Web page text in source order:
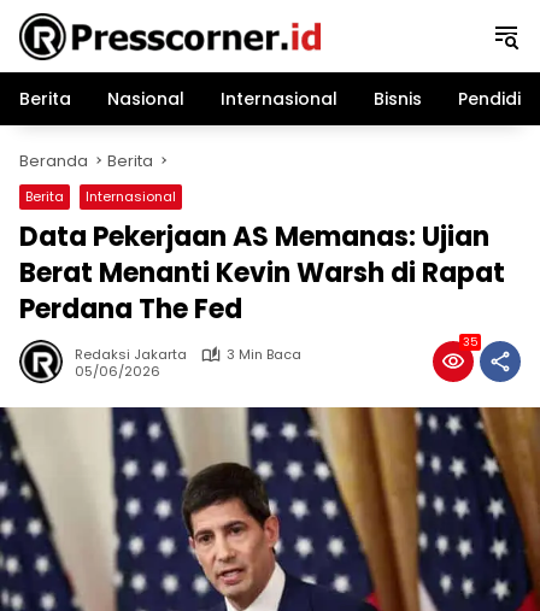
Langsung
konten
Berita
Nasional Internasional Bisnis
Beranda Berita
Berita Internasional
Data Pekerjaan AS Memanas: Ujian
Berat Menanti Kevin Warsh di Rapat
Perdana The Fed
Redaksi Jakarta
3 Min Baca
05/06/2026
35